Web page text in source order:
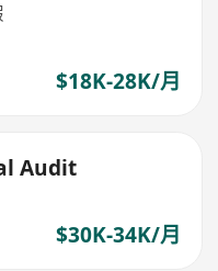
$18K-28K/月
Audit
$30K-34K/月